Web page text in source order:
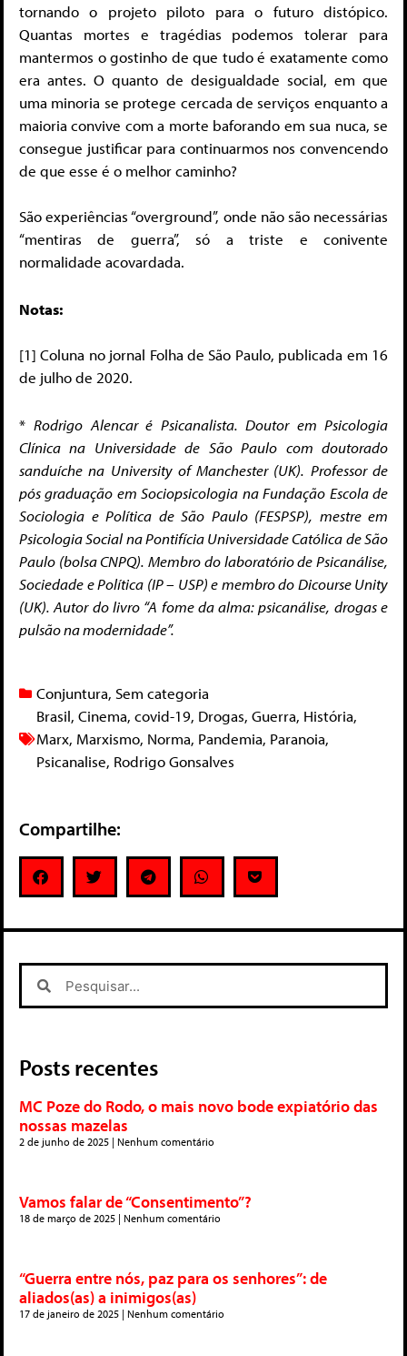
tornando o projeto piloto para o futuro distópico.
Quantas mortes e tragédias podemos tolerar para
mantermos o gostinho de que tudo é exatamente como
era antes. O quanto de desigualdade social, em que
uma minoria se protege cercada de serviços enquanto a
maioria convive com a morte baforando em sua nuca, se
consegue justificar para continuarmos nos convencendo
de que esse é o melhor caminho?
São experiências “overground”, onde não são necessárias
“mentiras de guerra”, só a triste e conivente
normalidade acovardada.
Notas:
[1]Coluna no jornal Folha de São Paulo, publicada em 16
de julho de 2020.
*Rodrigo Alencar é Psicanalista. Doutor em Psicologia
Clínica na Universidade de São Paulo com doutorado
sanduíche na University of Manchester (UK). Professor de
pós graduação em Sociopsicologia na Fundação Escola de
Sociologia e Política de São Paulo (FESPSP), mestre em
Psicologia Social na Pontifícia Universidade Católica de São
Paulo (bolsa CNPQ). Membro do laboratório de Psicanálise,
Sociedade e Política (IP – USP) e membro do Dicourse Unity
(UK). Autor do livro “A fome da alma: psicanálise, drogas e
pulsão na modernidade”.
Conjuntura, Sem categoria
Brasil, Cinema, covid-19, Drogas, Guerra, História,
Marx, Marxismo, Norma, Pandemia, Paranoia,
Psicanalise, Rodrigo Gonsalves
Compartilhe:
Posts recentes
MC Poze do Rodo, o mais novo bode expiatório das
nossas mazelas
2 de junho de 2025 Nenhum comentário
Vamos falar de “Consentimento”?
18 de março de 2025 Nenhum comentário
“Guerra entre nós, paz para os senhores”: de
aliados(as) a inimigos(as)
17 de janeiro de 2025 Nenhum comentário